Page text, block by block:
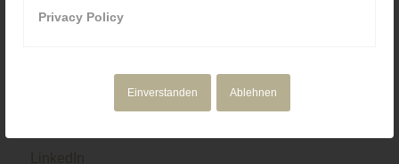
Privacy Policy
Einverstanden Ablehnen
Über uns